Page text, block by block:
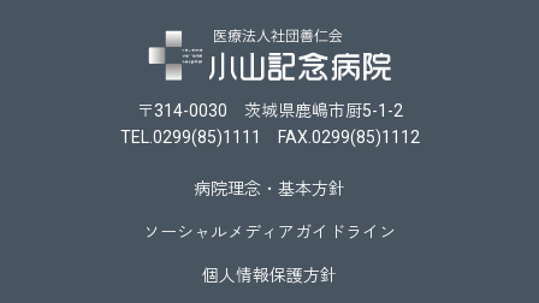
〒314-0030 茨城県鹿嶋市厨5-1-2
TEL.0299(85)1111 FAX.0299(85)1112
病院理念・基本方針
ソーシャルメディアガイドライン
個人情報保護方針